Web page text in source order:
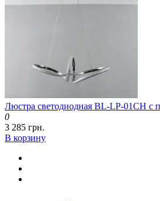
Люстра светодиодная BL-LP-01CH с
0
3 285 грн.
В корзину